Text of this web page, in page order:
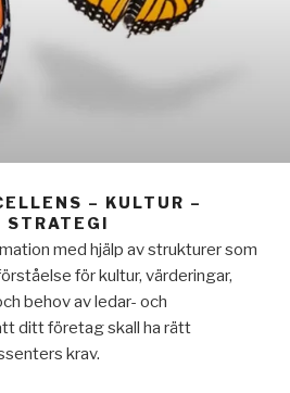
– KULTUR –
STRATEGI
med hjälp av strukturer som
för kultur, värderingar,
behov av ledar- och
ditt företag skall ha rätt
krav.